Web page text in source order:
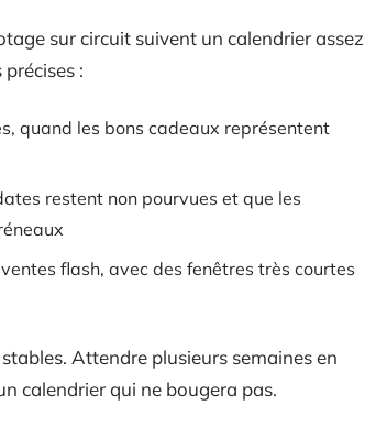
sur circuit suivent un calendrier assez
:
quand les bons cadeaux représentent
restent non pourvues et que les
flash, avec des fenêtres très courtes
Attendre plusieurs semaines en
calendrier qui ne bougera pas.